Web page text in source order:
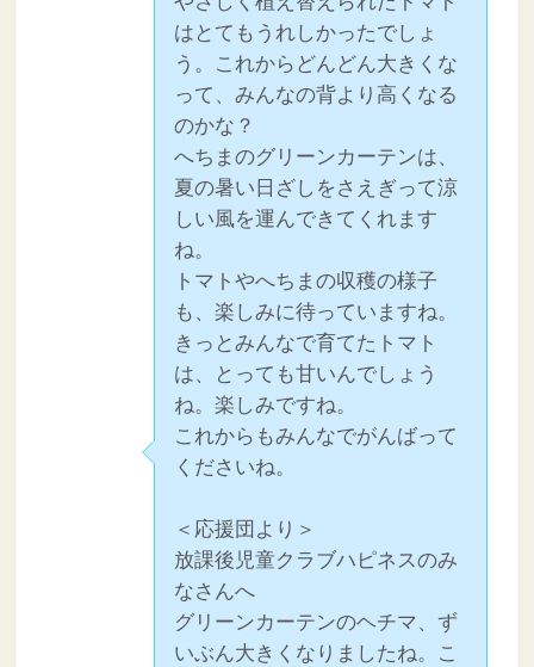
はとてもうれしかったでしょ
う。これからどんどん大きくな
って、みんなの背より高くなる
のかな？
へちまのグリーンカーテンは、
夏の暑い日ざしをさえぎって涼
しい風を運んできてくれます
ね。
トマトやへちまの収穫の様子
も、楽しみに待っていますね。
きっとみんなで育てたトマト
は、とっても甘いんでしょう
ね。楽しみですね。
これからもみんなでがんばって
くださいね。
＜応援団より＞
放課後児童クラブハピネスのみ
なさんへ
グリーンカーテンのヘチマ、ず
いぶん大きくなりましたね。こ